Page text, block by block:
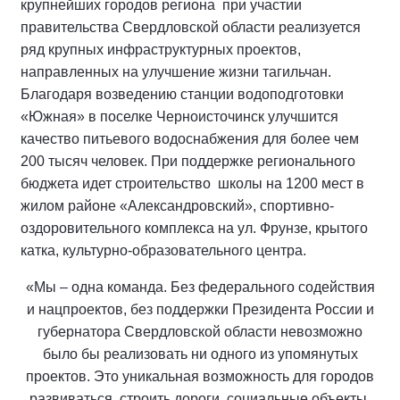
крупнейших городов региона при участии
правительства Свердловской области реализуется
ряд крупных инфраструктурных проектов,
направленных на улучшение жизни тагильчан.
Благодаря возведению станции водоподготовки
«Южная» в поселке Черноисточинск улучшится
качество питьевого водоснабжения для более чем
200 тысяч человек. При поддержке регионального
бюджета идет строительство школы на 1200 мест в
жилом районе «Александровский», спортивно-
оздоровительного комплекса на ул. Фрунзе, крытого
катка, культурно-образовательного центра.
«Мы – одна команда. Без федерального содействия
и нацпроектов, без поддержки Президента России и
губернатора Свердловской области невозможно
было бы реализовать ни одного из упомянутых
проектов. Это уникальная возможность для городов